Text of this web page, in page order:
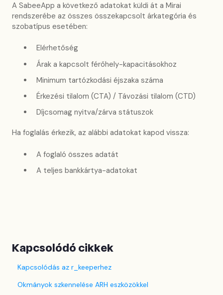
A SabeeApp a következő adatokat küldi át a Mirai
rendszerébe az összes összekapcsolt árkategória és
szobatípus esetében:
Elérhetőség
Árak a kapcsolt férőhely-kapacitásokhoz
Minimum tartózkodási éjszaka száma
Érkezési tilalom (CTA) / Távozási tilalom (CTD)
Díjcsomag nyitva/zárva státuszok
Ha foglalás érkezik, az alábbi adatokat kapod vissza:
A foglaló összes adatát
A teljes bankkártya-adatokat
Kapcsolódó cikkek
Kapcsolódás az r_keeperhez
Okmányok szkennelése ARH eszközökkel